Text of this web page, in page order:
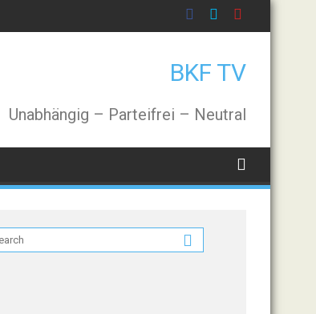
BKF TV
Unabhängig – Parteifrei – Neutral